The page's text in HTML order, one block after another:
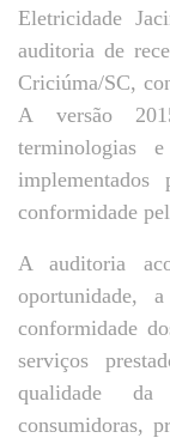
Eletricidade
auditoria de
Criciúma/SC,
A versão
terminologias
conformidade
A auditoria
oportunidade,
conformidade
serviços
qualidade da
consumidoras,